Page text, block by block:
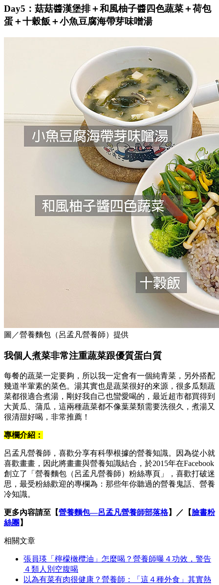
Day5：菇菇醬漢堡排＋和風柚子醬四色蔬菜＋荷包
蛋＋十穀飯＋小魚豆腐海帶芽味噌湯
圖／營養麵包（呂孟凡營養師）提供
我個人煮菜非常注重蔬菜跟優質蛋白質
每餐的蔬菜一定要夠，所以我一定會有一個純青菜，另外搭配
幾道半葷素的菜色。湯其實也是蔬菜很好的來源，很多瓜類蔬
菜都很適合煮湯，剛好我自己也蠻愛喝的，最近超市都買得到
大黃瓜、蒲瓜，這兩種蔬菜都不像葉菜類需要洗很久，煮湯又
很清甜好喝，非常推薦！
專欄介紹：
呂孟凡營養師，喜歡分享有科學根據的營養知識。因為從小就
喜歡畫畫，因此將畫畫與營養知識結合，於2015年在Facebook
創立了「營養麵包（呂孟凡營養師）粉絲專頁」，喜歡打破迷
思，最受粉絲歡迎的專欄為：那些年你聽過的營養鬼話、營養
冷知識。
更多內容請至【營養麵包—呂孟凡營養師部落格】／【臉書粉
絲團 】
相關文章
張員瑛「檸檬橄欖油」怎麼喝？營養師曝４功效，警告
４類人別空腹喝
以為有菜有肉很健康？營養師：「這４種外食」其實熱